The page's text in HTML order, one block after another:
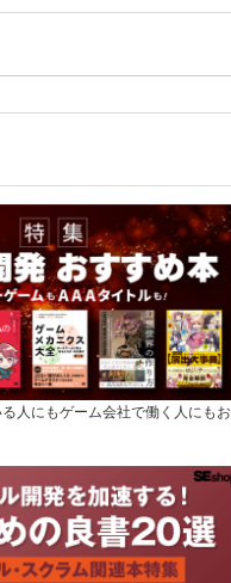
人にもゲーム会社で働く人にもお